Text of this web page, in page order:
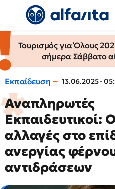
Τουρισμός για Όλους
σήμερα Σάββατο
Εκπαίδευση 13.06.2025 -
Αναπληρωτές
Εκπαιδευτικοί:
αλλαγές στο
ανεργίας
αντιδράσεων